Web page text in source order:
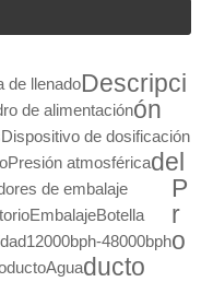
de llenado
de alimentación
Dispositivo de dosificación
Presión atmosférica
de embalaje
EmbalajeBotella
12000bph-48000bph
Agua
Descripci
ón
del
P
r
o
ducto